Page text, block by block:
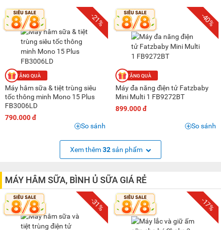
-21%
Máy hâm sữa & tiệt trùng siêu
tốc thông minh Mono 15 Plus
FB3006LD
790.000 đ
So sánh
-40%
Máy đa năng điện tử Fatzbaby
Mini Multi 1 FB9272BT
899.000 đ
So sánh
Xem thêm32sản phẩm
MÁY HÂM SỮA, BÌNH Ủ SỮA GIÁ RẺ
-31% -17%